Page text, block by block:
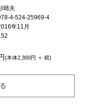
晴夫
4-524-25969-4
年11月
(本体2,300円 ＋ 税)